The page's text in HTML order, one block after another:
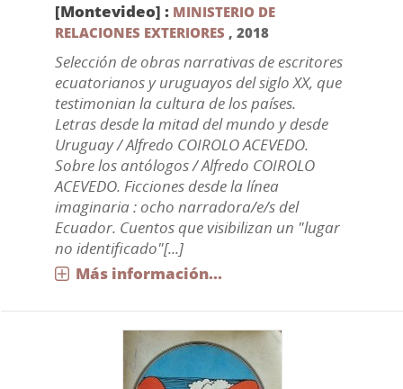
[Montevideo] : MINISTERIO DE
RELACIONES EXTERIORES , 2018
Selección de obras narrativas de escritores
ecuatorianos y uruguayos del siglo XX, que
testimonian la cultura de los países.
Letras desde la mitad del mundo y desde
Uruguay / Alfredo COIROLO ACEVEDO.
Sobre los antólogos / Alfredo COIROLO
ACEVEDO. Ficciones desde la línea
imaginaria : ocho narradora/e/s del
Ecuador. Cuentos que visibilizan un "lugar
no identificado"[...]
Más información...